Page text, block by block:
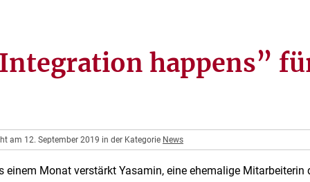
happens”
am 12. September 2019 in der Kategorie News
einem Monat verstärkt Yasamin, eine ehemalige Mitarbeiterin